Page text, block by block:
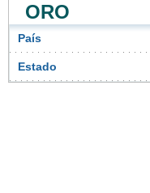
ORO
País
Estado